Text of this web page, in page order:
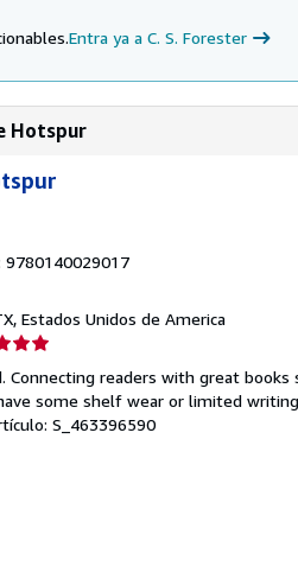
Entra ya a C. S. Forester
Hotspur
9780140029017
Estados Unidos de America
Connecting readers with great
some shelf wear or limited
S_463396590